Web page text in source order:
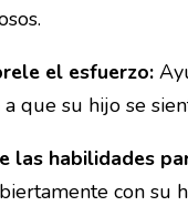
el esfuerzo:
que su hijo se
las habilidades
con su